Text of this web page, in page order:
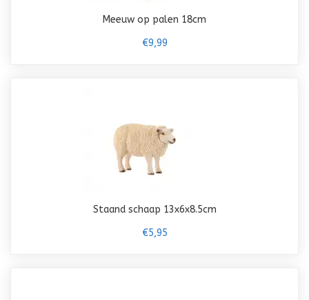
Meeuw op palen 18cm
€9,99
Staand schaap 13x6x8.5cm
€5,95